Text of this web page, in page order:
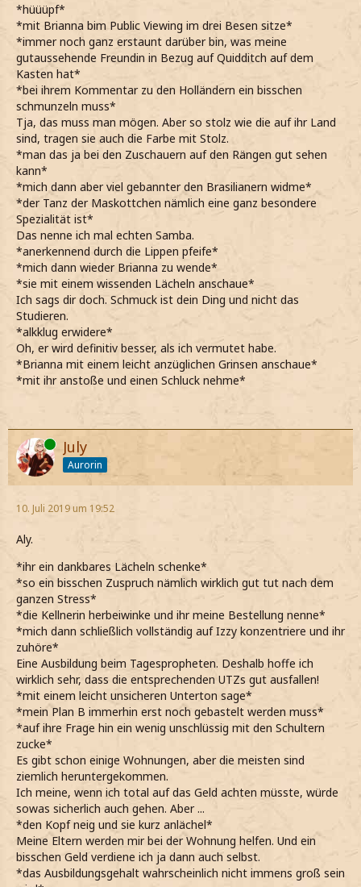
*hüüüpf*
*mit Brianna bim Public Viewing im drei Besen sitze*
*immer noch ganz erstaunt darüber bin, was meine
gutaussehende Freundin in Bezug auf Quidditch auf dem
Kasten hat*
*bei ihrem Kommentar zu den Holländern ein bisschen
schmunzeln muss*
Tja, das muss man mögen. Aber so stolz wie die auf ihr Land
sind, tragen sie auch die Farbe mit Stolz.
*man das ja bei den Zuschauern auf den Rängen gut sehen
kann*
*mich dann aber viel gebannter den Brasilianern widme*
*der Tanz der Maskottchen nämlich eine ganz besondere
Spezialität ist*
Das nenne ich mal echten Samba.
*anerkennend durch die Lippen pfeife*
*mich dann wieder Brianna zu wende*
*sie mit einem wissenden Lächeln anschaue*
Ich sags dir doch. Schmuck ist dein Ding und nicht das
Studieren.
*alkklug erwidere*
Oh, er wird definitiv besser, als ich vermutet habe.
*Brianna mit einem leicht anzüglichen Grinsen anschaue*
*mit ihr anstoße und einen Schluck nehme*
Online July
Aurorin
10. Juli 2019 um 19:52
Aly.
*ihr ein dankbares Lächeln schenke*
*so ein bisschen Zuspruch nämlich wirklich gut tut nach dem
ganzen Stress*
*die Kellnerin herbeiwinke und ihr meine Bestellung nenne*
*mich dann schließlich vollständig auf Izzy konzentriere und ihr
zuhöre*
Eine Ausbildung beim Tagespropheten. Deshalb hoffe ich
wirklich sehr, dass die entsprechenden UTZs gut ausfallen!
*mit einem leicht unsicheren Unterton sage*
*mein Plan B immerhin erst noch gebastelt werden muss*
*auf ihre Frage hin ein wenig unschlüssig mit den Schultern
zucke*
Es gibt schon einige Wohnungen, aber die meisten sind
ziemlich heruntergekommen.
Ich meine, wenn ich total auf das Geld achten müsste, würde
sowas sicherlich auch gehen. Aber ...
*den Kopf neig und sie kurz anlächel*
Meine Eltern werden mir bei der Wohnung helfen. Und ein
bisschen Geld verdiene ich ja dann auch selbst.
*das Ausbildungsgehalt wahrscheinlich nicht immens groß sein